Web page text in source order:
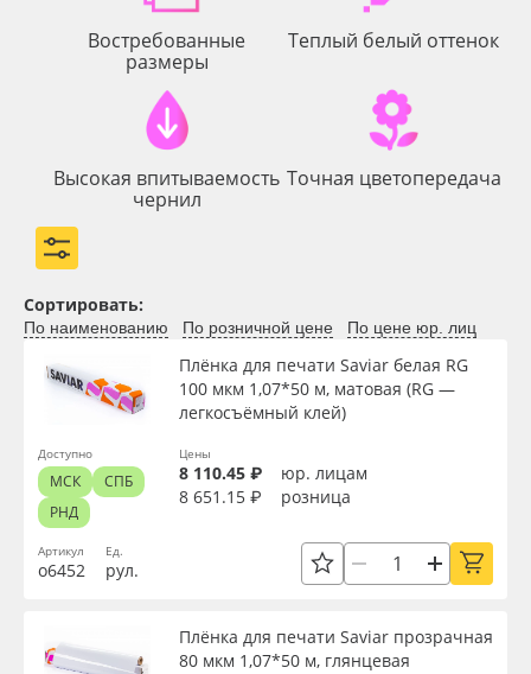
Вспененный ПВХ
Заготовки для сувениров
Востребованные
размеры
Теплый белый оттенок
Высокая впитываемость
чернил
Точная цветопередача
Сортировать:
По наименованию По розничной цене По цене юр. лиц
Артикул
о6452
Плёнка для печати Saviar белая RG
100 мкм 1,07*50 м, матовая (RG —
легкосъёмный клей)
Ед.
рул.
Цены
8 110.45 ₽
юр. лицам
8 651.15 ₽
розница
Доступно
МСК
СПБ
РНД
Плёнка для печати Saviar прозрачная
80 мкм 1,07*50 м, глянцевая